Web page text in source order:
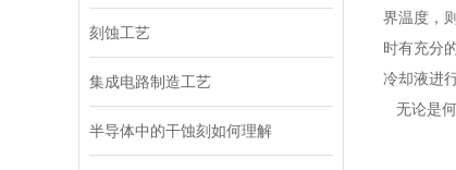
刻蚀工艺
集成电路制造工艺
半导体中的干蚀刻如何理解
界温度，
时有充分
冷却液进
无论是